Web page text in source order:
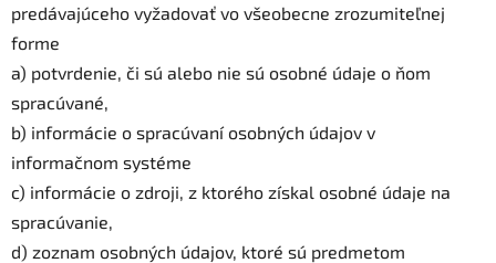
predávajúceho vyžadovať vo všeobecne zrozumiteľnej
forme
a) potvrdenie, či sú alebo nie sú osobné údaje o ňom
spracúvané,
b) informácie o spracúvaní osobných údajov v
informačnom systéme
c) informácie o zdroji, z ktorého získal osobné údaje na
spracúvanie,
d) zoznam osobných údajov, ktoré sú predmetom